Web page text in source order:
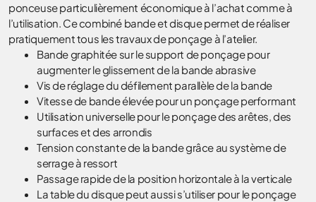
ponceuse particulièrement économique à l’achat comme à
l’utilisation. Ce combiné bande et disque permet de réaliser
pratiquement tous les travaux de ponçage à l’atelier.
Bande graphitée sur le support de ponçage pour
augmenter le glissement de la bande abrasive
Vis de réglage du défilement parallèle de la bande
Vitesse de bande élevée pour un ponçage performant
Utilisation universelle pour le ponçage des arêtes, des
surfaces et des arrondis
Tension constante de la bande grâce au système de
serrage à ressort
Passage rapide de la position horizontale à la verticale
La table du disque peut aussi s’utiliser pour le ponçage